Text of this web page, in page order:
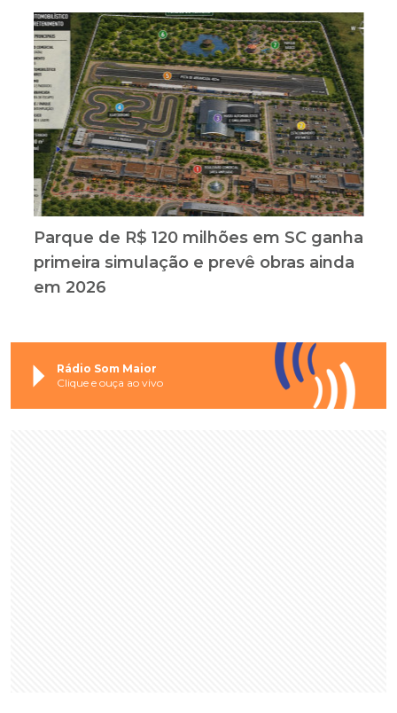
Parque de R$ 120 milhões em SC ganha
primeira simulação e prevê obras ainda
em 2026
Rádio Som Maior
Clique e ouça ao vivo